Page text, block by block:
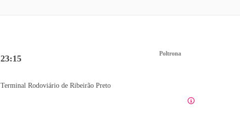
23:15
Terminal Rodoviário de Ribeirão Preto
Poltrona